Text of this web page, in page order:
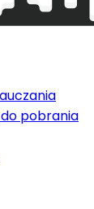
pobrania